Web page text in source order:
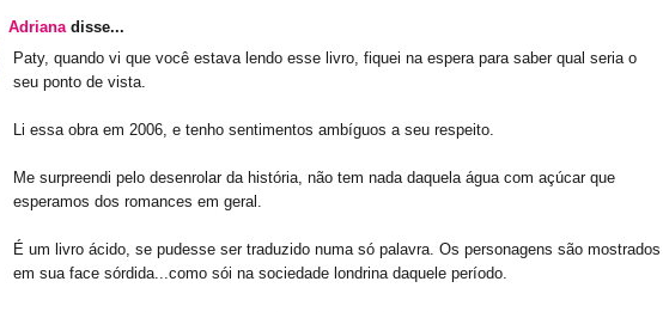
Adrianadisse...
Paty, quando vi que você estava lendo esse livro, fiquei na espera para saber qual seria o
seu ponto de vista.
Li essa obra em 2006, e tenho sentimentos ambíguos a seu respeito.
Me surpreendi pelo desenrolar da história, não tem nada daquela água com açúcar que
esperamos dos romances em geral.
É um livro ácido, se pudesse ser traduzido numa só palavra. Os personagens são mostrados
em sua face sórdida...como sói na sociedade londrina daquele período.